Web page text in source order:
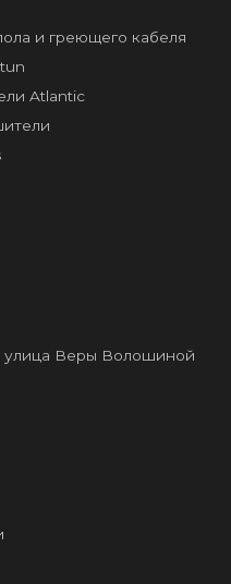
и греющего кабеля
Atlantic
Веры Волошиной